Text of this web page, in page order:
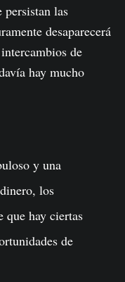
persistan las
desaparecerá
de
hay mucho
y una
los
que hay ciertas
de